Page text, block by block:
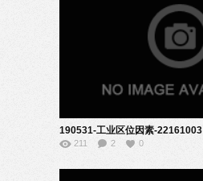
190531-工业区位因素-22161003
211 2 0